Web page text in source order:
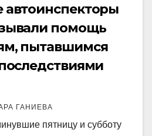
автоинспекторы
помощь
пытавшимся
ГАНИЕВА
пятницу и субботу